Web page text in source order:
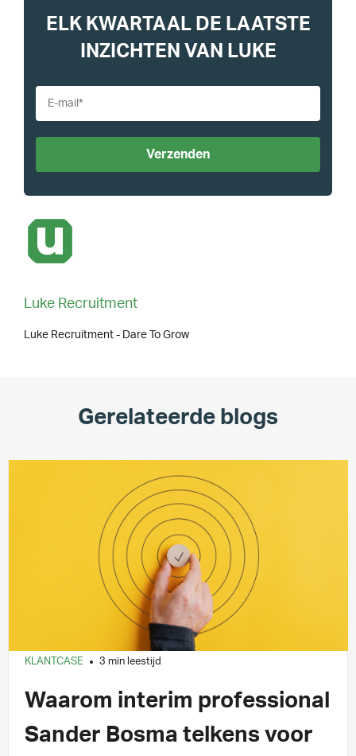
ELK KWARTAAL DE LAATSTE
INZICHTEN VAN LUKE
Luke Recruitment
Luke Recruitment - Dare To Grow
Gerelateerde blogs
KLANTCASE 3 min leestijd
Waarom interim professional
Sander Bosma telkens voor